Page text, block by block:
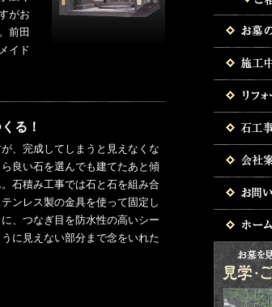
がお
前田
イド
る！
、完成してしまうと見えなくな
良い石を選んでも建てたあと傾
石積み工事では石と石を組み合
ンレス製の金具を使って固定し
、つなぎ目を防水性の高いシー
に見えない部分まで念をいれた